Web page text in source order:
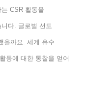
CSR 활동을
니다 글로벌 선도
을까요 .세계 유수
활동에 대한 통찰을 얻어